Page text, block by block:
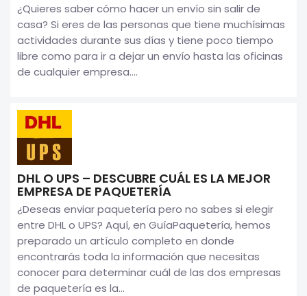
¿Quieres saber cómo hacer un envío sin salir de
casa? Si eres de las personas que tiene muchísimas
actividades durante sus días y tiene poco tiempo
libre como para ir a dejar un envío hasta las oficinas
de cualquier empresa....
DHL O UPS – DESCUBRE CUÁL ES LA MEJOR
EMPRESA DE PAQUETERÍA
¿Deseas enviar paquetería pero no sabes si elegir
entre DHL o UPS? Aquí, en GuíaPaquetería, hemos
preparado un artículo completo en donde
encontrarás toda la información que necesitas
conocer para determinar cuál de las dos empresas
de paquetería es la...